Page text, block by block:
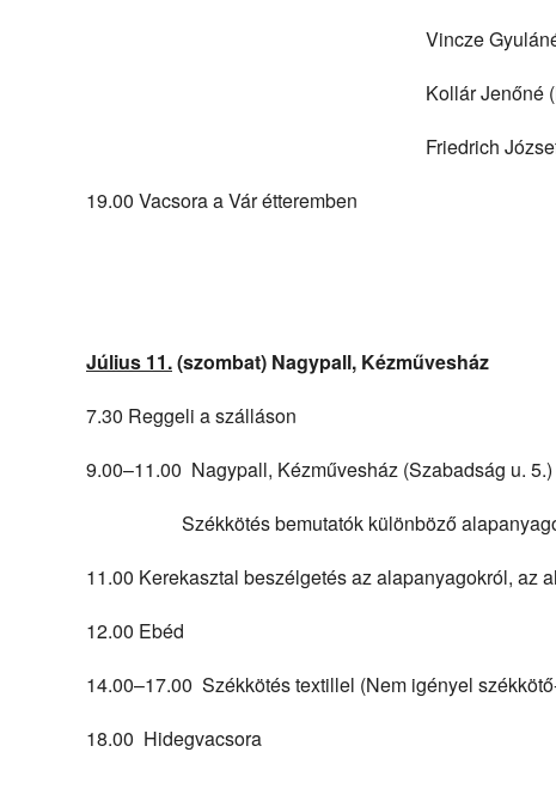
Vincze Gyuláné
Kollár Jenőné
Friedrich Józsefné
19.00 Vacsora a Vár étteremben
Július 11.(szombat) Nagypall, Kézművesház
7.30 Reggeli a szálláson
9.00–11.00 Nagypall, Kézművesház (Szabadság u. 5.)
Székkötés bemutatók különböző
11.00 Kerekasztal beszélgetés az alapanyagokról, az
12.00 Ebéd
14.00–17.00 Székkötés textillel (Nem igényel
18.00 Hidegvacsora